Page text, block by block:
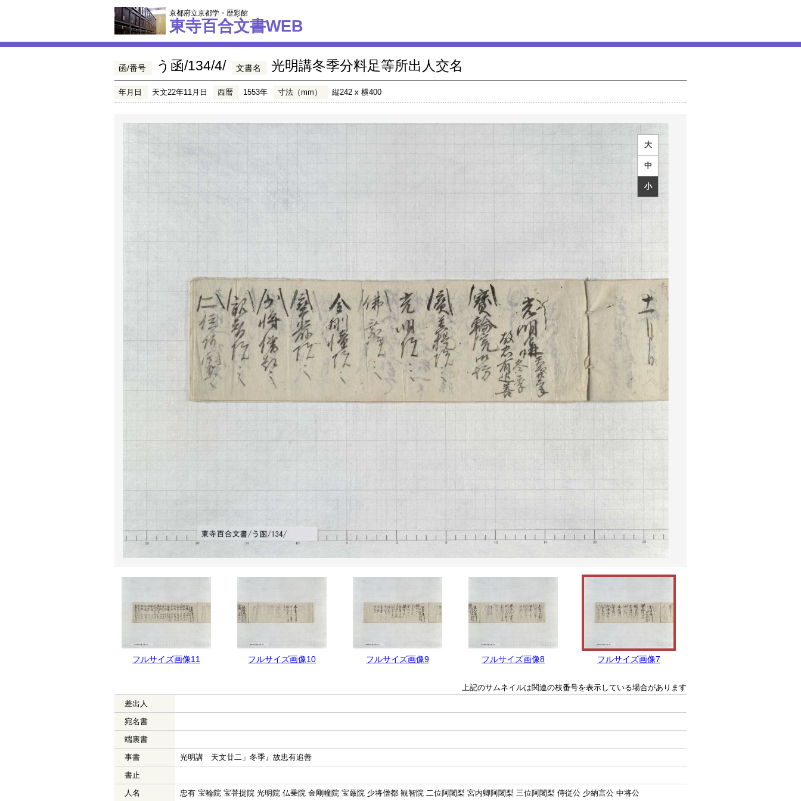
京都府立京都学・歴彩館
東寺百合文書WEB
函/番号 う函/134/4/ 文書名 光明講冬季分料足等所出人交名
年月日 天文22年11月日 西暦 1553年 寸法（mm） 縦242 x 横400
大
中
小
フルサイズ画像11 フルサイズ画像10 フルサイズ画像9 フルサイズ画像8 フルサイズ画像7
上記のサムネイルは関連の枝番号を表示している場合があります
差出人
宛名書
端裏書
事書
光明講 天文廿二」冬季』故忠有追善
書止
人名
忠有 宝輪院 宝菩提院 光明院 仏乗院 金剛幢院 宝厳院 少将僧都 観智院 二位阿闍梨 宮内卿阿闍梨 三位阿闍梨 侍従公 少納言公 中将公